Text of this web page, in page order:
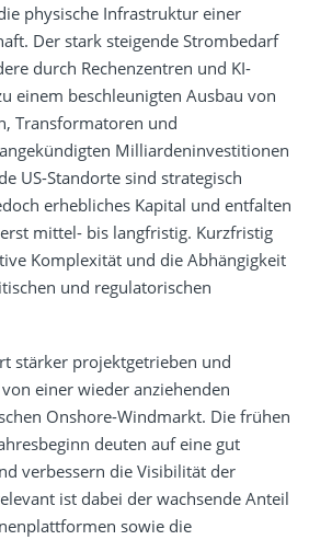
physische Infrastruktur einer
Der stark steigende Strombedarf
durch Rechenzentren und KI-
einem beschleunigten Ausbau von
Transformatoren und
Milliardeninvestitionen
US-Standorte sind strategisch
erhebliches Kapital und entfalten
mittel- bis langfristig. Kurzfristig
Komplexität und die Abhängigkeit
und regulatorischen
stärker projektgetrieben und
einer wieder anziehenden
Onshore-Windmarkt. Die frühen
deuten auf eine gut
verbessern die Visibilität der
ist dabei der wachsende Anteil
sowie die